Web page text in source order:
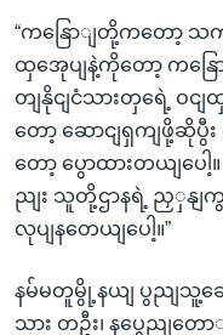
“ကနြောျတို့ကတော့ သကျ
ထှအေုပျနဲ့ကိုတော့ ကနြ
တျနိုငျငံသားတှရေဲ့ ဝင
တော့ ဆောငျရှကျဖို့ဆိုပွီ
တော့ ပွောထားတယျပေ
ညျး သူတို့ဌာနရဲ့ ညှှနျ
လုပျနတေယျပေါ့။”
နမ်မတူမွို့နယျ ပွညျသူ့ဆ
သား တဦး၊ နပွေညျတေ